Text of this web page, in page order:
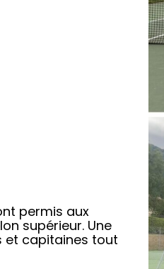
permis aux
supérieur. Une
et capitaines tout